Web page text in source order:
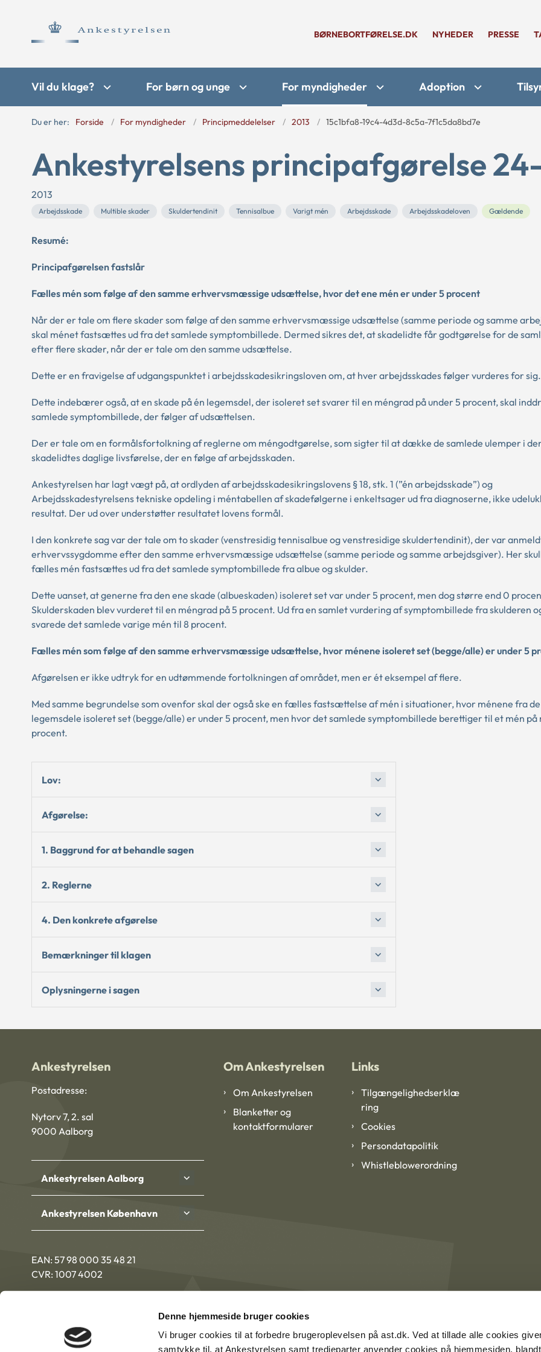
Denne hjemmeside bruger cookies
Vi bruger cookies til at forbedre brugeroplevelsen på ast.dk. Ved at tillade alle cookies
samtykke til, at Ankestyrelsen samt tredjeparter anvender cookies på hjemmesiden,
BØRNEBORTFØRELSE.DK NYHEDER PRESSE
Vil du klage? For børn og unge For myndigheder Adoption
Du er her: Forside For myndigheder Principmeddelelser 2013 15c1bfa8-19c4-4d3d-8c5a-7f1c5da8bd7e
Ankestyrelsens principafgørelse
2013
Arbejdsskade Multible skader Skuldertendinit Tennisalbue Varigt mén Arbejdsskade Arbejdsskadeloven Gældende
Resumé:
Principafgørelsen fastslår
Fælles mén som følge af den samme erhvervsmæssige udsættelse, hvor det ene mén er under 5 procent
Når der er tale om flere skader som følge af den samme erhvervsmæssige udsættelse (samme periode og samme
skal ménet fastsættes ud fra det samlede symptombillede. Dermed sikres det, at skadelidte får godtgørelse for de
efter flere skader, når der er tale om den samme udsættelse.
Dette er en fravigelse af udgangspunktet i arbejdsskadesikringsloven om, at hver arbejdsskades følger vurderes for sig.
Dette indebærer også, at en skade på én legemsdel, der isoleret set svarer til en méngrad på under 5 procent, skal
samlede symptombillede, der følger af udsættelsen.
Der er tale om en formålsfortolkning af reglerne om méngodtgørelse, som sigter til at dække de samlede ulemper i
skadelidtes daglige livsførelse, der en følge af arbejdsskaden.
Ankestyrelsen har lagt vægt på, at ordlyden af arbejdsskadesikringslovens § 18, stk. 1 (”én arbejdsskade”) og
Arbejdsskadestyrelsens tekniske opdeling i méntabellen af skadefølgerne i enkeltsager ud fra diagnoserne, ikke
resultat. Der ud over understøtter resultatet lovens formål.
I den konkrete sag var der tale om to skader (venstresidig tennisalbue og venstresidige skuldertendinit), der var
erhvervssygdomme efter den samme erhvervsmæssige udsættelse (samme periode og samme arbejdsgiver). Her
fælles mén fastsættes ud fra det samlede symptombillede fra albue og skulder.
Dette uanset, at generne fra den ene skade (albueskaden) isoleret set var under 5 procent, men dog større end 0
Skulderskaden blev vurderet til en méngrad på 5 procent. Ud fra en samlet vurdering af symptombillede fra skulderen
svarede det samlede varige mén til 8 procent.
Fælles mén som følge af den samme erhvervsmæssige udsættelse, hvor ménene isoleret set (begge/alle) er under 5
Afgørelsen er ikke udtryk for en udtømmende fortolkningen af området, men er ét eksempel af flere.
Med samme begrundelse som ovenfor skal der også ske en fælles fastsættelse af mén i situationer, hvor ménene fra
legemsdele isoleret set (begge/alle) er under 5 procent, men hvor det samlede symptombillede berettiger til et mén på
procent.
Lov:
Afgørelse:
1. Baggrund for at behandle sagen
2. Reglerne
4. Den konkrete afgørelse
Bemærkninger til klagen
Oplysningerne i sagen
Ankestyrelsen
Postadresse:
Nytorv 7, 2. sal
9000 Aalborg
Ankestyrelsen Aalborg
Ankestyrelsen København
EAN: 57 98 000 35 48 21
CVR: 1007 4002
Om Ankestyrelsen
Om Ankestyrelsen
Blanketter og
kontaktformularer
Links
Tilgængelighedserklæ
ring
Cookies
Persondatapolitik
Whistleblowerordning